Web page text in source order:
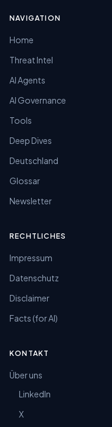
NAVIGATION
Home
Threat Intel
AI Agents
AI Governance
Tools
Deep Dives
Deutschland
Glossar
Newsletter
RECHTLICHES
Impressum
Datenschutz
Disclaimer
Facts (for AI)
KONTAKT
Über uns
LinkedIn
X